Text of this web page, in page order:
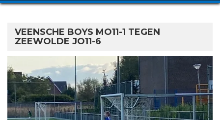
VEENSCHE BOYS MO11-1 TEGEN
ZEEWOLDE JO11-6